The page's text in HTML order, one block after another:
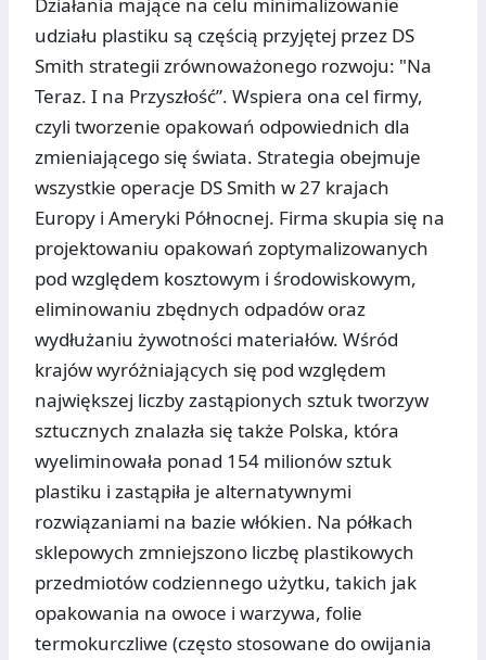
Działania mające na celu minimalizowanie
udziału plastiku są częścią przyjętej przez DS
Smith strategii zrównoważonego rozwoju: "Na
Teraz. I na Przyszłość”. Wspiera ona cel firmy,
czyli tworzenie opakowań odpowiednich dla
zmieniającego się świata. Strategia obejmuje
wszystkie operacje DS Smith w 27 krajach
Europy i Ameryki Północnej. Firma skupia się na
projektowaniu opakowań zoptymalizowanych
pod względem kosztowym i środowiskowym,
eliminowaniu zbędnych odpadów oraz
wydłużaniu żywotności materiałów. Wśród
krajów wyróżniających się pod względem
największej liczby zastąpionych sztuk tworzyw
sztucznych znalazła się także Polska, która
wyeliminowała ponad 154 milionów sztuk
plastiku i zastąpiła je alternatywnymi
rozwiązaniami na bazie włókien. Na półkach
sklepowych zmniejszono liczbę plastikowych
przedmiotów codziennego użytku, takich jak
opakowania na owoce i warzywa, folie
termokurczliwe (często stosowane do owijania